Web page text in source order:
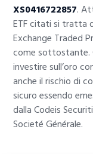
XS0416722857.
ETF citati si tratta
Exchange Traded
come sottostante.
investire sull’oro
anche il rischio di
sicuro essendo
dalla Codeis
Societé Générale.